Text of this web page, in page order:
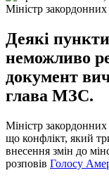
Міністр
Деякі
неможливо
документ
глава МЗС.
Міністр
що конфлікт, який
внесення змін до
розповів Голосу